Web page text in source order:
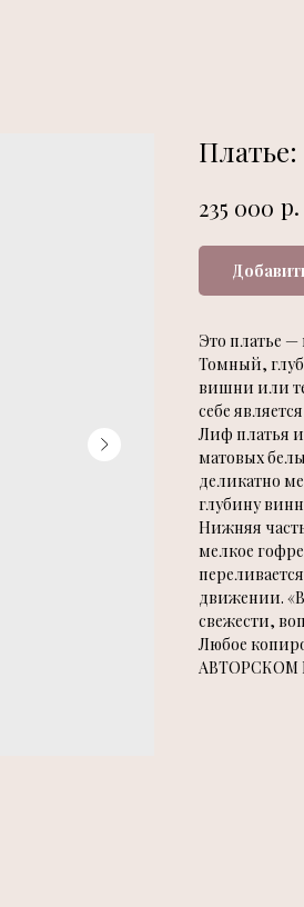
235 000 р.
Это платье
Томный,
вишни или
себе
Лиф платья
матовых
деликатно
глубину
Нижняя
мелкое
движении.
свежести,
Любое
АВТОРСКОМ